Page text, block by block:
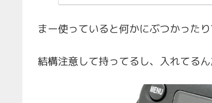
まー使っていると何かにぶつかった
結構注意して持ってるし、入れてるん